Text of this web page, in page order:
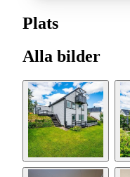
Plats
Alla bilder